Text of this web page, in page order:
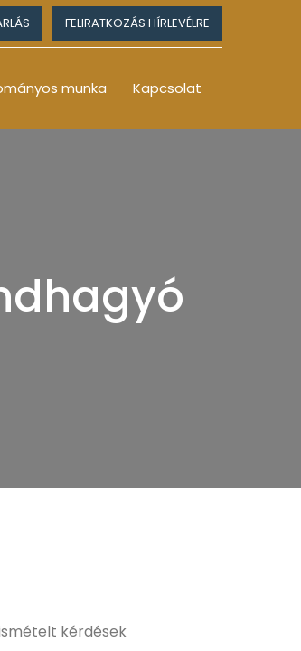
FELIRATKOZÁS HÍRLEVÉLRE
munka Kapcsolat
kérdések